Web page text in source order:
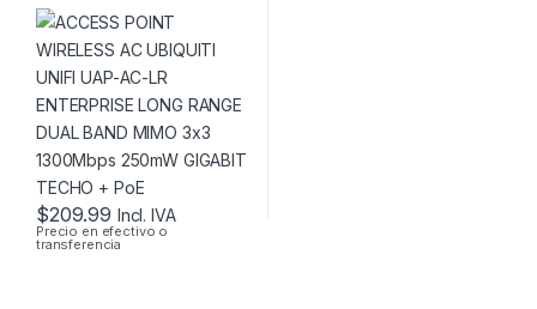
UBIQUITI UNIFI UAP-
AC-LR ENTERPRISE
LONG RANGE DUAL
BAND MIMO 3×3
1300MBPS 250MW
GIGABIT TECHO +
POE
$209.99 Incl. IVA
Precio en efectivo o
transferencia